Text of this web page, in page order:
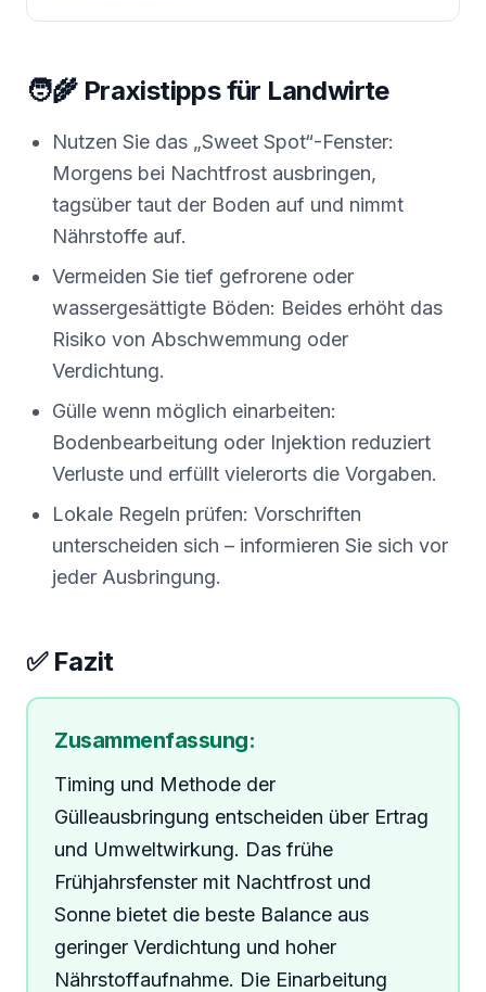
🧑‍🌾 Praxistipps für Landwirte
Nutzen Sie das „Sweet Spot“-Fenster:
Morgens bei Nachtfrost ausbringen,
tagsüber taut der Boden auf und nimmt
Nährstoffe auf.
Vermeiden Sie tief gefrorene oder
wassergesättigte Böden: Beides erhöht das
Risiko von Abschwemmung oder
Verdichtung.
Gülle wenn möglich einarbeiten:
Bodenbearbeitung oder Injektion reduziert
Verluste und erfüllt vielerorts die Vorgaben.
Lokale Regeln prüfen: Vorschriften
unterscheiden sich – informieren Sie sich vor
jeder Ausbringung.
✅ Fazit
Zusammenfassung:
Timing und Methode der
Gülleausbringung entscheiden über Ertrag
und Umweltwirkung. Das frühe
Frühjahrsfenster mit Nachtfrost und
Sonne bietet die beste Balance aus
geringer Verdichtung und hoher
Nährstoffaufnahme. Die Einarbeitung